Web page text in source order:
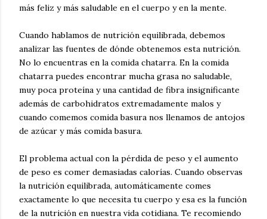
más feliz y más saludable en el cuerpo y en la mente.
Cuando hablamos de nutrición equilibrada, debemos
analizar las fuentes de dónde obtenemos esta nutrición.
No lo encuentras en la comida chatarra. En la comida
chatarra puedes encontrar mucha grasa no saludable,
muy poca proteína y una cantidad de fibra insignificante
además de carbohidratos extremadamente malos y
cuando comemos comida basura nos llenamos de antojos
de azúcar y más comida basura.
El problema actual con la pérdida de peso y el aumento
de peso es comer demasiadas calorías. Cuando observas
la nutrición equilibrada, automáticamente comes
exactamente lo que necesita tu cuerpo y esa es la función
de la nutrición en nuestra vida cotidiana. Te recomiendo